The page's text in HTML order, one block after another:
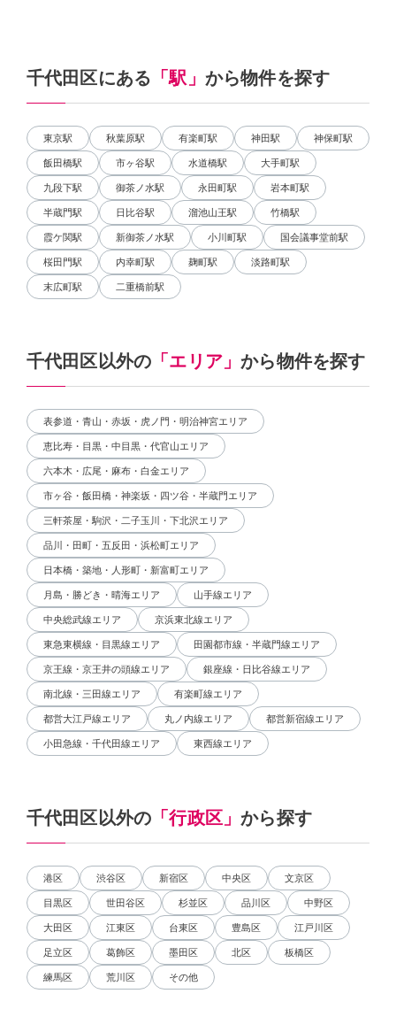
千代田区にある 「駅」 から物件を探す
東京駅 秋葉原駅 有楽町駅 神田駅 神保町駅
飯田橋駅 市ヶ谷駅 水道橋駅 大手町駅
九段下駅 御茶ノ水駅 永田町駅 岩本町駅
半蔵門駅 日比谷駅 溜池山王駅 竹橋駅
霞ケ関駅 新御茶ノ水駅 小川町駅 国会議事堂前駅
桜田門駅 内幸町駅 麹町駅 淡路町駅
末広町駅 二重橋前駅
千代田区以外の 「エリア」から物件を探す
表参道・青山・赤坂・虎ノ門・明治神宮エリア
恵比寿・目黒・中目黒・代官山エリア
六本木・広尾・麻布・白金エリア
市ヶ谷・飯田橋・神楽坂・四ツ谷・半蔵門エリア
三軒茶屋・駒沢・二子玉川・下北沢エリア
品川・田町・五反田・浜松町エリア
日本橋・築地・人形町・新富町エリア
月島・勝どき・晴海エリア 山手線エリア
中央総武線エリア 京浜東北線エリア
東急東横線・目黒線エリア 田園都市線・半蔵門線エリア
京王線・京王井の頭線エリア 銀座線・日比谷線エリア
南北線・三田線エリア 有楽町線エリア
都営大江戸線エリア 丸ノ内線エリア 都営新宿線エリア
小田急線・千代田線エリア 東西線エリア
千代田区以外の 「行政区」から探す
港区 渋谷区 新宿区 中央区 文京区
目黒区 世田谷区 杉並区 品川区 中野区
大田区 江東区 台東区 豊島区 江戸川区
足立区 葛飾区 墨田区 北区 板橋区
練馬区 荒川区 その他